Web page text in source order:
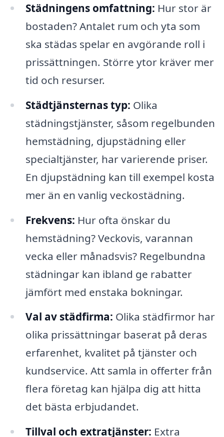
Städningens omfattning: Hur stor är
bostaden? Antalet rum och yta som
ska städas spelar en avgörande roll i
prissättningen. Större ytor kräver mer
tid och resurser.
Städtjänsternas typ: Olika
städningstjänster, såsom regelbunden
hemstädning, djupstädning eller
specialtjänster, har varierende priser.
En djupstädning kan till exempel kosta
mer än en vanlig veckostädning.
Frekvens: Hur ofta önskar du
hemstädning? Veckovis, varannan
vecka eller månadsvis? Regelbundna
städningar kan ibland ge rabatter
jämfört med enstaka bokningar.
Val av städfirma: Olika städfirmor har
olika prissättningar baserat på deras
erfarenhet, kvalitet på tjänster och
kundservice. Att samla in offerter från
flera företag kan hjälpa dig att hitta
det bästa erbjudandet.
Tillval och extratjänster: Extra